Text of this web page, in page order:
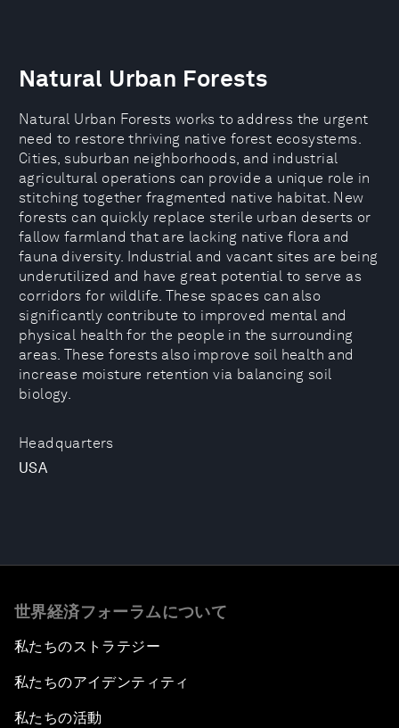
Headquarters
USA
Natural Urban Forests
Natural Urban Forests works to address the urgent
need to restore thriving native forest ecosystems.
Cities, suburban neighborhoods, and industrial
agricultural operations can provide a unique role in
stitching together fragmented native habitat. New
forests can quickly replace sterile urban deserts or
fallow farmland that are lacking native flora and
fauna diversity. Industrial and vacant sites are being
underutilized and have great potential to serve as
corridors for wildlife. These spaces can also
significantly contribute to improved mental and
physical health for the people in the surrounding
areas. These forests also improve soil health and
increase moisture retention via balancing soil
biology.
世界経済フォーラムについて
私たちのストラテジー
私たちのアイデンティティ
私たちの活動